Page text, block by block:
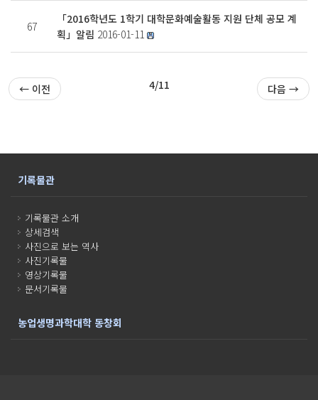
67
「2016학년도 1학기 대학문화예술활동 지원 단체 공모 계
획」알림 2016-01-11
← 이전 4/11 다음 →
기록물관
기록물관 소개
상세검색
사진으로 보는 역사
사진기록물
영상기록물
문서기록물
농업생명과학대학 동창회